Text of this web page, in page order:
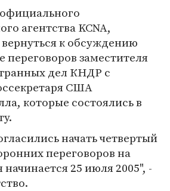
агентства KCNA,
к обсуждению
заместителя
дел КНДР с
США
которые состоялись в
начать четвертый
переговоров на
25 июля 2005", -